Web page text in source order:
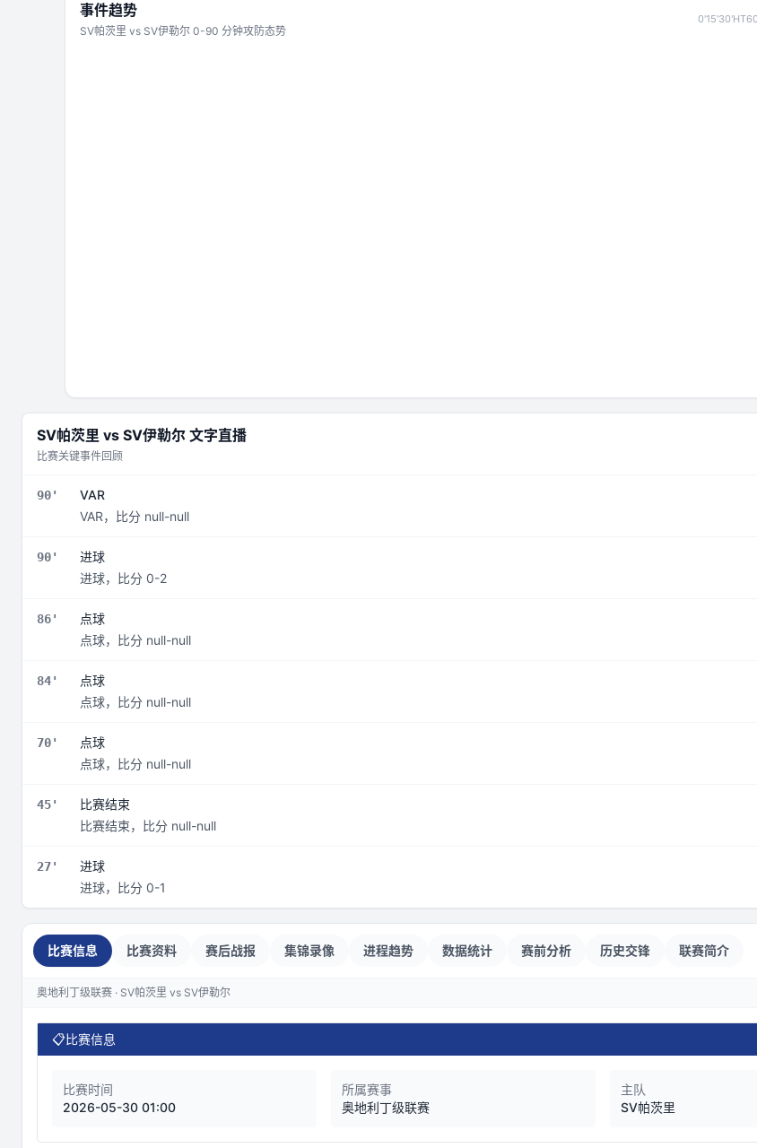
事件趋势
SV帕茨里 vs SV伊勒尔 0-90 分钟攻防态势
0'15'30'HT
SV帕茨里 vs SV伊勒尔 文字直播
比赛关键事件回顾
90'
VAR
VAR，比分 null-null
90'
进球
进球，比分 0-2
86'
点球
点球，比分 null-null
84'
点球
点球，比分 null-null
70'
点球
点球，比分 null-null
45'
比赛结束
比赛结束，比分 null-null
27'
进球
进球，比分 0-1
比赛信息 比赛资料 赛后战报 集锦录像 进程趋势 数据统计 赛前分析 历史交锋 联赛简介
奥地利丁级联赛 · SV帕茨里 vs SV伊勒尔
📋比赛信息
比赛时间
2026-05-30 01:00
所属赛事
奥地利丁级联赛
主队
SV帕茨里